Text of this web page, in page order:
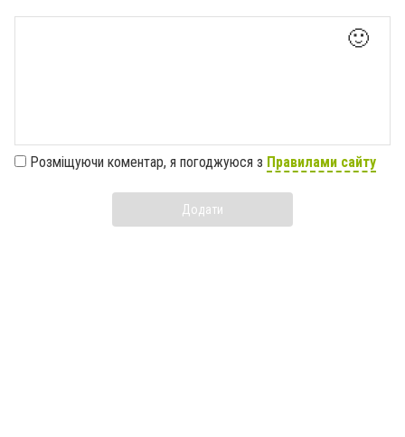
🙂
Розміщуючи коментар, я погоджуюся з Правилами сайту
Додати